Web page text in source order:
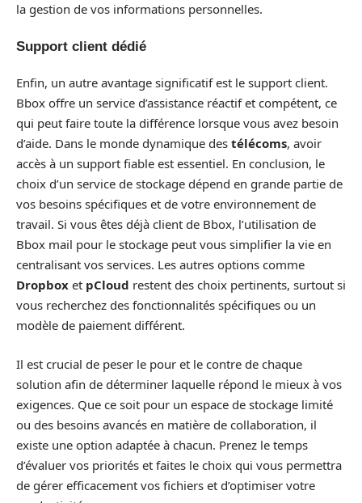
la gestion de vos informations personnelles.
Support client dédié
Enfin, un autre avantage significatif est le support client.
Bbox offre un service d’assistance réactif et compétent, ce
qui peut faire toute la différence lorsque vous avez besoin
d’aide. Dans le monde dynamique des télécoms, avoir
accès à un support fiable est essentiel. En conclusion, le
choix d’un service de stockage dépend en grande partie de
vos besoins spécifiques et de votre environnement de
travail. Si vous êtes déjà client de Bbox, l’utilisation de
Bbox mail pour le stockage peut vous simplifier la vie en
centralisant vos services. Les autres options comme
Dropbox et pCloud restent des choix pertinents, surtout si
vous recherchez des fonctionnalités spécifiques ou un
modèle de paiement différent.
Il est crucial de peser le pour et le contre de chaque
solution afin de déterminer laquelle répond le mieux à vos
exigences. Que ce soit pour un espace de stockage limité
ou des besoins avancés en matière de collaboration, il
existe une option adaptée à chacun. Prenez le temps
d’évaluer vos priorités et faites le choix qui vous permettra
de gérer efficacement vos fichiers et d’optimiser votre